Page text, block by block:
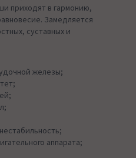
приходят в гармонию,
Замедляется
суставных и
железы;
аппарата;